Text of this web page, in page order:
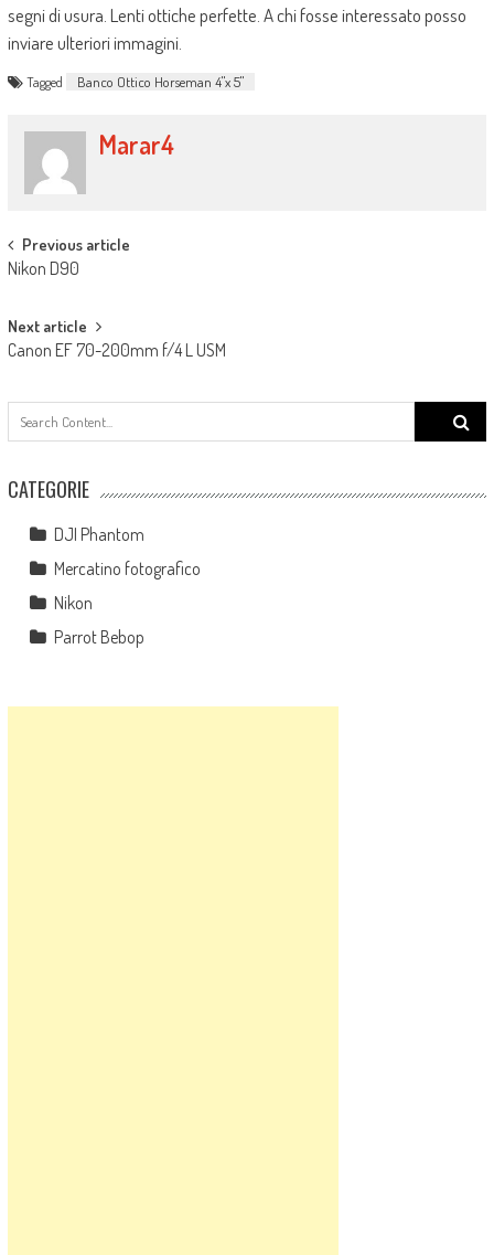
segni di usura. Lenti ottiche perfette. A chi fosse interessato posso
inviare ulteriori immagini.
Tagged Banco Ottico Horseman 4"x 5"
Marar4
Post navigation
Previous article
Nikon D90
Next article
Canon EF 70-200mm f/4 L USM
Search
for:
CATEGORIE
DJI Phantom
Mercatino fotografico
Nikon
Parrot Bebop